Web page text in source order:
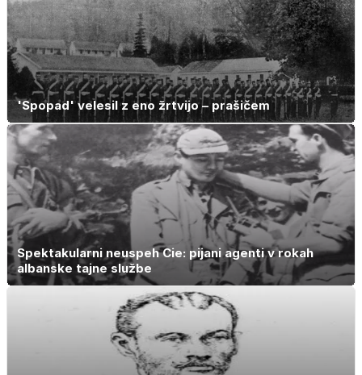
'Spopad' velesil z eno žrtvijo – prašičem
Spektakularni neuspeh Cie: pijani agenti v rokah
albanske tajne službe